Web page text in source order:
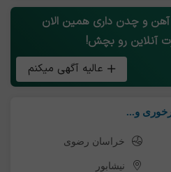
و چدن داری همین الان
آنلاین رو بچش!
عالیه آگهی میکنم
و...
خراسان رضوی
نیشابور